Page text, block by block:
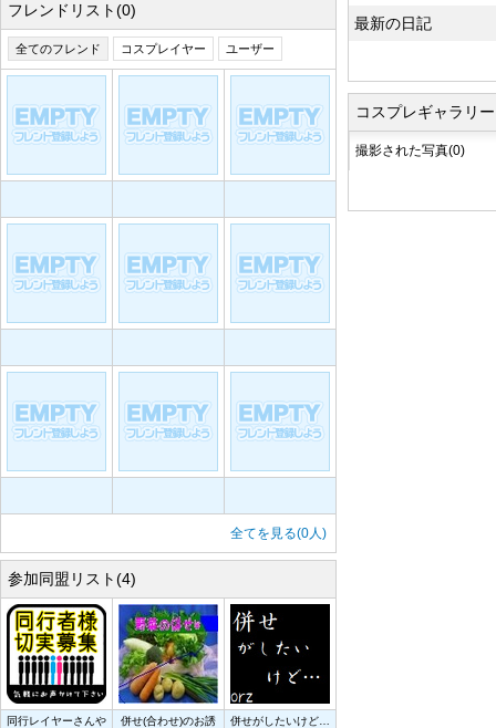
フレンドリスト(0)
全てのフレンド コスプレイヤー ユーザー
全てを見る(0人)
参加同盟リスト(4)
同行レイヤーさんや
併せ(合わせ)のお誘
併せがしたいけど…
最新の日記
コスプレギャラリー
撮影された写真(0)